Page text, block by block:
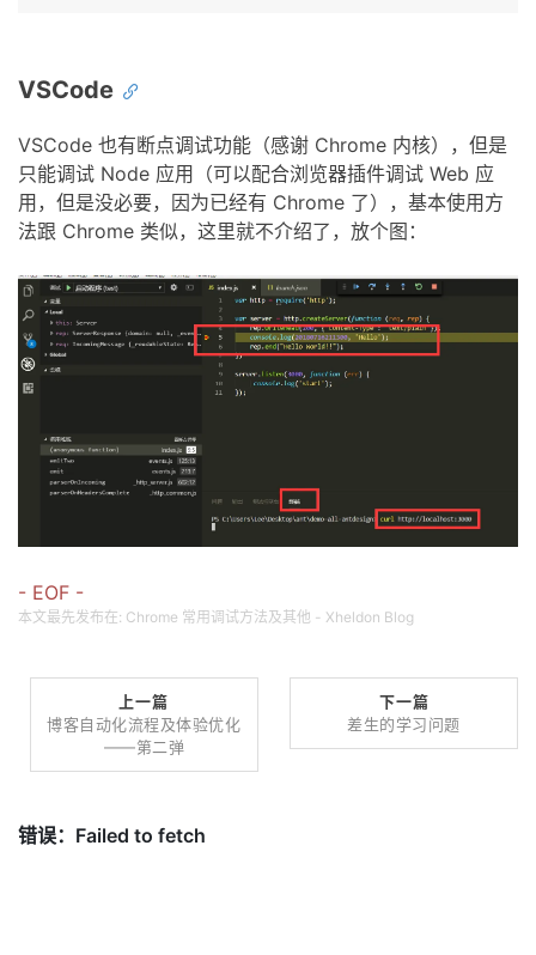
VSCode
VSCode 也有断点调试功能（感谢 Chrome 内核），但是
只能调试 Node 应用（可以配合浏览器插件调试 Web 应
用，但是没必要，因为已经有 Chrome 了），基本使用方
法跟 Chrome 类似，这里就不介绍了，放个图：
- EOF -
本文最先发布在: Chrome 常用调试方法及其他 - Xheldon Blog
上一篇
博客自动化流程及体验优化
——第二弹
下一篇
差生的学习问题